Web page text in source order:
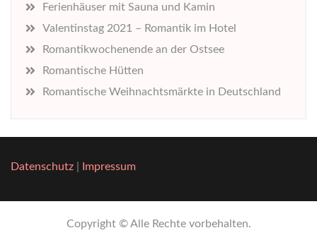
Ferienhäuser mit Sauna und Kamin
Valentinstag 2021 – Romantik im Hotel
Romantikwochenende an der Ostsee
Romantische Hütten
Romantische Weihnachtsmärkte in Deutschland
Datenschutz Impressum
Copyright © Alle Rechte vorbehalten.